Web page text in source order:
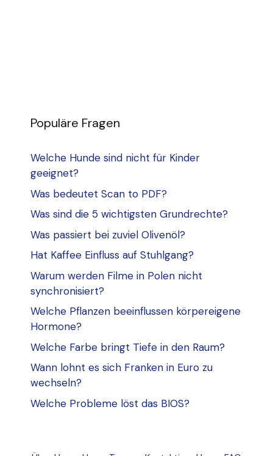
Populäre Fragen
Welche Hunde sind nicht für Kinder
geeignet?
Was bedeutet Scan to PDF?
Was sind die 5 wichtigsten Grundrechte?
Was passiert bei zuviel Olivenöl?
Hat Kaffee Einfluss auf Stuhlgang?
Warum werden Filme in Polen nicht
synchronisiert?
Welche Pflanzen beeinflussen körpereigene
Hormone?
Welche Farbe bringt Tiefe in den Raum?
Wann lohnt es sich Franken in Euro zu
wechseln?
Welche Probleme löst das BIOS?